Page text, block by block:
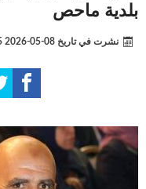
بلدية ماحص
نشرت في تاريخ 08-05-2026 12:55 PM